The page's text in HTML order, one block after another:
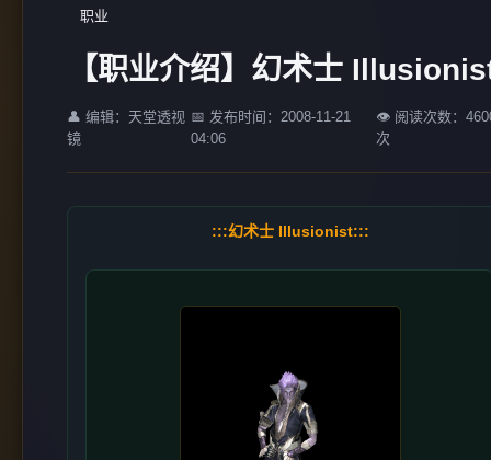
职业
【职业介绍】幻术士
👤 编辑：天堂透视
镜
📅 发布时间：2008-11-21
04:06
👁️ 阅读次数：
次
:::幻术士 Illusionist:::